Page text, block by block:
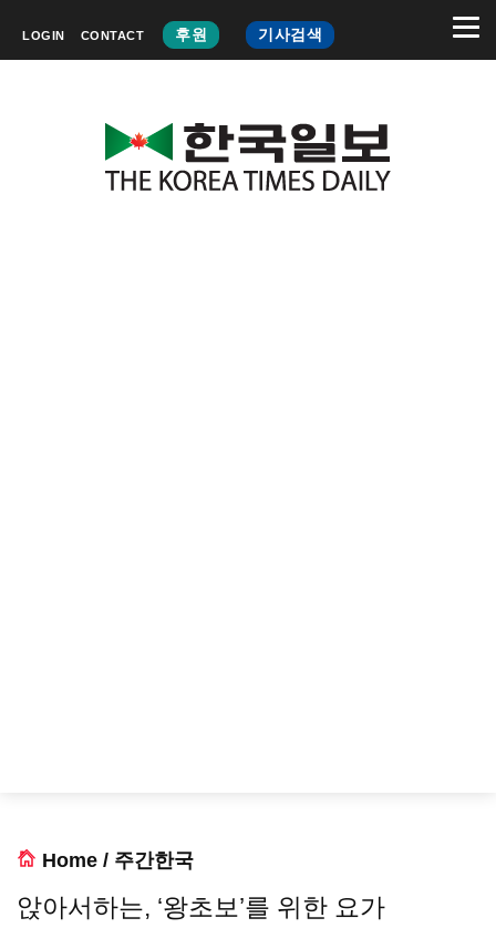
LOGIN CONTACT 후원 기사검색
Home / 주간한국
앉아서하는, ‘왕초보’를 위한 요가